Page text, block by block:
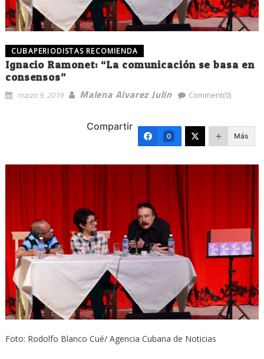
CUBAPERIODISTAS RECOMIENDA
Ignacio Ramonet: “La comunicación se basa en
consensos”
marzo 9, 2019 Malena Alvarez Julin Comment(0)
Compartir
0 Más
Foto: Rodolfo Blanco Cué/ Agencia Cubana de Noticias